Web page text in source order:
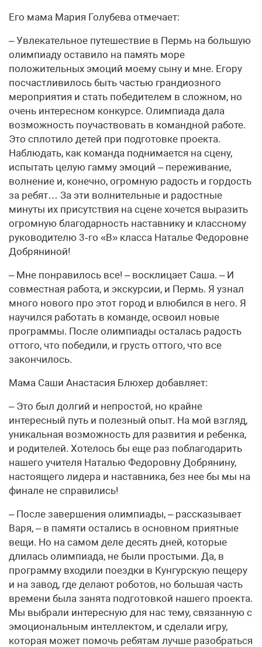
Его мама Мария Голубева отмечает:
– Увлекательное путешествие в Пермь на большую
олимпиаду оставило на память море
положительных эмоций моему сыну и мне. Егору
посчастливилось быть частью грандиозного
мероприятия и стать победителем в сложном, но
очень интересном конкурсе. Олимпиада дала
возможность поучаствовать в командной работе.
Это сплотило детей при подготовке проекта.
Наблюдать, как команда поднимается на сцену,
испытать целую гамму эмоций – переживание,
волнение и, конечно, огромную радость и гордость
за ребят… За эти волнительные и радостные
минуты их присутствия на сцене хочется выразить
огромную благодарность наставнику и классному
руководителю 3‑го «В» класса Наталье Федоровне
Добряниной!
– Мне понравилось все! – восклицает Саша. – И
совместная работа, и экскурсии, и Пермь. Я узнал
много нового про этот город и влюбился в него. Я
научился работать в команде, освоил новые
программы. После олимпиады осталась радость
оттого, что победили, и грусть оттого, что все
закончилось.
Мама Саши Анастасия Блюхер добавляет:
– Это был долгий и непростой, но крайне
интересный путь и полезный опыт. На мой взгляд,
уникальная возможность для развития и ребенка,
и родителей. Хотелось бы еще раз поблагодарить
нашего учителя Наталью Федоровну Добрянину,
настоящего лидера и наставника, без нее бы мы на
финале не справились!
– После завершения олимпиады, – рассказывает
Варя, – в памяти остались в основном приятные
вещи. Но на самом деле десять дней, которые
длилась олимпиада, не были простыми. Да, в
программу входили поездки в Кунгурскую пещеру
и на завод, где делают роботов, но большая часть
времени была занята подготовкой нашего проекта.
Мы выбрали интересную для нас тему, связанную с
эмоциональным интеллектом, и сделали игру,
которая может помочь ребятам лучше разобраться